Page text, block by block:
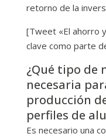
retorno de la
[Tweet «El ahorro
clave como parte
¿Qué tipo de
necesaria
producción
perfiles de
Es necesario una